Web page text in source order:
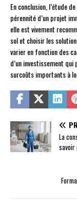
En conclusion, l’étude
pérennité d’un projet
elle est vivement
sol et choisir les
varier en fonction des
d’un investissement
surcoûts importants à
La